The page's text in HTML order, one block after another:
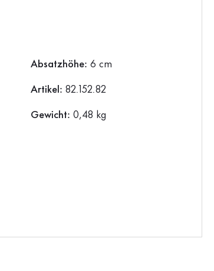
Absatzhöhe: 6 cm
Artikel: 82.152.82
Gewicht: 0,48 kg